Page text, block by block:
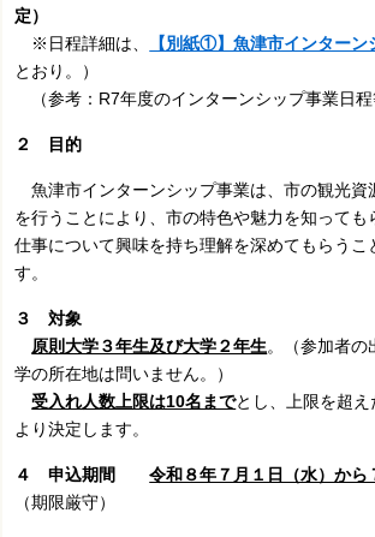
定）
※日程詳細は、
【別紙①】魚津市インターン
とおり。）
（参考：R7年度のインターンシップ事業日
２ 目的
魚津市インターンシップ事業は、市の観光資
を行うことにより、市の特色や魅力を知っても
仕事について興味を持ち理解を深めてもらうこ
す。
３ 対象
原則大学３年生及び大学２年生。（参加者の
学の所在地は問いません。）
受入れ人数上限は10名までとし、上限を超
より決定します。
４ 申込期間
令和８年７月１日（水）から
（期限厳守）